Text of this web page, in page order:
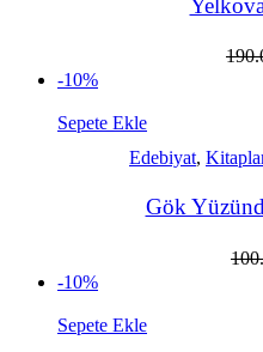
-10%
Sepete Ekle
Edebiyat,
Gök
-10%
Sepete Ekle